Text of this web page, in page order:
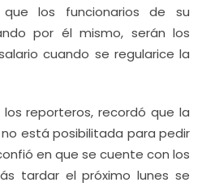
los funcionarios de su
por él mismo, serán los
cuando se regularice la
reporteros, recordó que la
está posibilitada para pedir
en que se cuente con los
tardar el próximo lunes se